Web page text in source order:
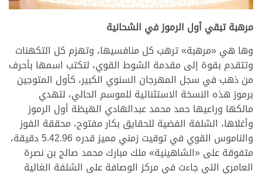
.
مرهبة تبقي أول الرموز في الشحانية
وها هي «مرهبة» ترهب كل منافسيها، وتهزم كل التكهنات
وتتقدم بقوة إلى مقدمة الشوط القوي، لتكتب اسمها بأحرف
من ذهب في سجل المهرجان السنوي الكبير، كأول المتوجين
برموز هذه النسخة الاستثنائية للموسم الحالي، لتهدي
مالكها وراعيها حمد محمد عبدالهادي الهيظة أول الرموز
وأغلاها، الشلفة الفضية للحقايق بكار مفتوح، محققة الفوز
والناموس القوي في توقيت زمني مميز قدره 5.42.96 دقيقة،
متفوقة على «الشاهينية» ملك مبارك محمد صالج بن نصرة
العامري التي جاءت في مركز الوصافة على الشلفة الغالية